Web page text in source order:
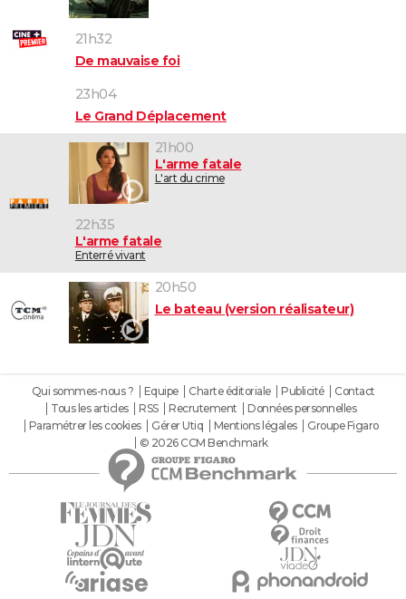
21h32
De mauvaise foi
23h04
Le Grand Déplacement
21h00
L'arme fatale
L'art du crime
22h35
L'arme fatale
Enterré vivant
20h50
Le bateau (version réalisateur)
Qui sommes-nous ? Equipe Charte éditoriale Publicité
Contact
Tous les articles
RSS Recrutement
Données personnelles
Paramétrer les cookies
Gérer Utiq Mentions légales
Groupe Figaro
© 2026 CCM Benchmark